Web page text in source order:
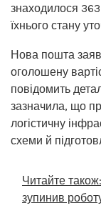
знаходилося
їхнього стану
Нова пошта
оголошену
повідомить
зазначила, що
логістичну
схеми й
Читайте також:
зупинив